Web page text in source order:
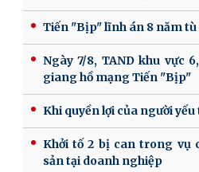
Tiến "Bịp" lĩnh án 8 năm tù
Ngày 7/8, TAND khu vực
giang hồ mạng Tiến "Bịp"
Khi quyền lợi của người
Khởi tố 2 bị can trong vụ
sản tại doanh nghiệp